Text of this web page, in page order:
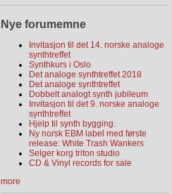
Nye forumemne
Invitasjon til det 14. norske analoge
synthtreffet
Synthkurs i Oslo
Det analoge synthtreffet 2018
Det analoge synthtreffet
Dobbelt analogt synth jubileum
Invitasjon til det 9. norske analoge
synthtreffet
Hjelp til synth bygging.
Ny norsk EBM label med første
release: White Trash Wankers
Selger korg triton studio
CD & Vinyl records for sale
more